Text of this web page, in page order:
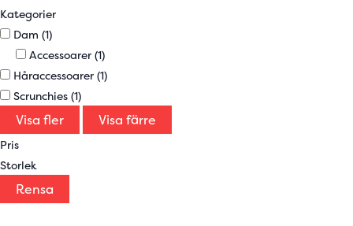
Kategorier
Dam (1)
Accessoarer (1)
Håraccessoarer (1)
Scrunchies (1)
Visa fler Visa färre
Pris
Storlek
Rensa